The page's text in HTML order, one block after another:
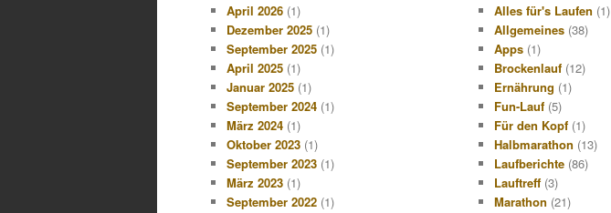
April 2026 (1)
Dezember 2025 (1)
September 2025 (1)
April 2025 (1)
Januar 2025 (1)
September 2024 (1)
März 2024 (1)
Oktober 2023 (1)
September 2023 (1)
März 2023 (1)
September 2022 (1)
Alles für's Laufen (1)
Allgemeines(38)
Apps(1)
Brockenlauf(12)
Ernährung (1)
Fun-Lauf(5)
Für den Kopf(1)
Halbmarathon (13)
Laufberichte(86)
Lauftreff(3)
Marathon (21)